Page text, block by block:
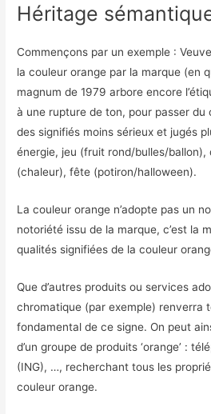
Héritage
Commençons par un exemple :
la couleur orange par la marque (en
magnum de 1979 arbore encore
à une rupture de ton, pour passer
des signifiés moins sérieux et jugés
énergie, jeu (fruit rond/bulles/
(chaleur), fête (potiron/halloween).
La couleur orange n’adopte pas un
notoriété issu de la marque, c’est la
qualités signifiées de la couleur
Que d’autres produits ou services
chromatique (par exemple) renverra
fondamental de ce signe. On peut
d’un groupe de produits ‘orange’ :
(ING), …, recherchant tous les
couleur orange.